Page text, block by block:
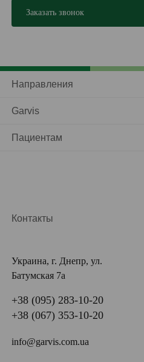
Направления
Garvis
Пациентам
Контакты
Украина, г. Днепр, ул.
Батумская 7а
+38 (095) 283-10-20
+38 (067) 353-10-20
info@garvis.com.ua